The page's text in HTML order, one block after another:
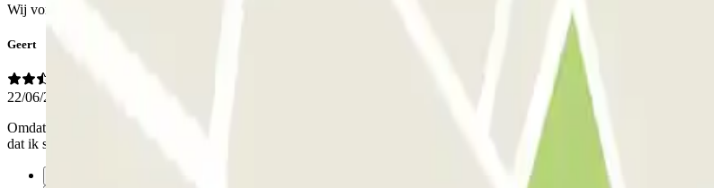
Wij vonden dit zeer praktisch en doen dit zeker nog in het vervolg alles tip top in orde!
Geert
22/06/2025
Omdat ik maar niet binnen de parkeergarage kon rijden heb ik uiteindelijk een ticket genomen. Vermits ik na 20 minuten
dat ik s morgens had genomen,proberen betal